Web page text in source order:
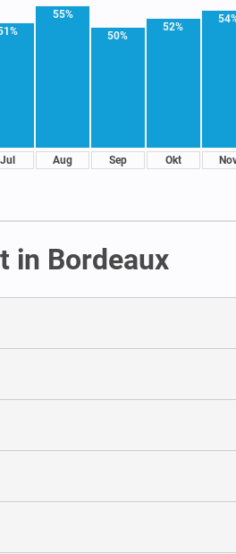
Jul
55%
Aug
50%
Sep
52%
Okt
in Bordeaux